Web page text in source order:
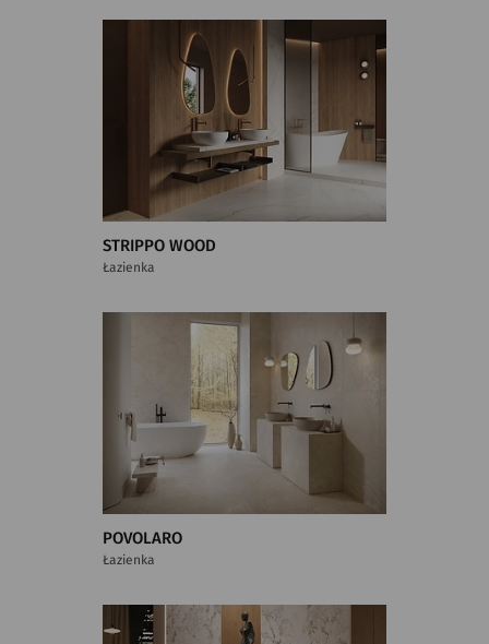
STRIPPO WOOD
Łazienka
POVOLARO
Łazienka